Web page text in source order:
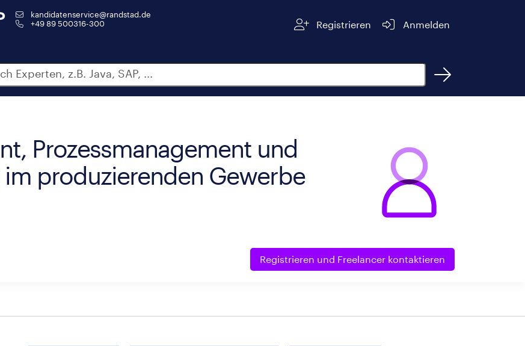
kandidatenservice@randstad.de
+49 89 500316-300
Registrieren Anmelden
Prozessmanagement und
produzierenden Gewerbe
Registrieren und Freelancer kontaktieren